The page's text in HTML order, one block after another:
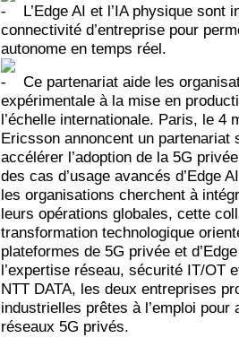
L’Edge AI et l’IA physique
connectivité d’entreprise pour
autonome en temps réel.
Ce partenariat aide les
expérimentale à la mise en
l’échelle internationale. Paris, le 4
Ericsson annoncent un partenariat
accélérer l’adoption de la 5G
des cas d’usage avancés d’Edge
les organisations cherchent à
leurs opérations globales, cette
transformation technologique
plateformes de 5G privée et
l’expertise réseau, sécurité IT/OT
NTT DATA, les deux entreprises
industrielles prêtes à l’emploi
réseaux 5G privés.